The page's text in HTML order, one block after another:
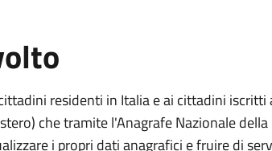
residenti in Italia e ai cittadini iscritti
che tramite l'Anagrafe Nazionale
i propri dati anagrafici e fruire di